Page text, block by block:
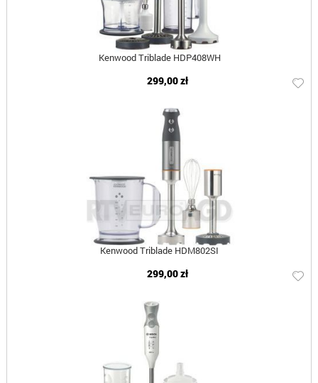
Kenwood Triblade HDP408WH
299,00 zł
Kenwood Triblade HDM802SI
299,00 zł